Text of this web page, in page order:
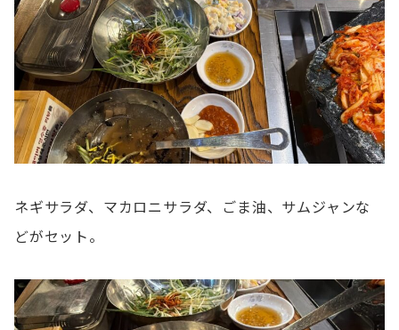
ネギサラダ、マカロニサラダ、ごま油、サムジャンな
どがセット。